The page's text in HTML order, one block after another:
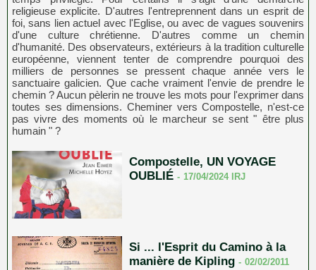
religieuse explicite. D'autres l'entreprennent dans un esprit de
foi, sans lien actuel avec l'Eglise, ou avec de vagues souvenirs
d'une culture chrétienne. D'autres comme un chemin
d'humanité. Des observateurs, extérieurs à la tradition culturelle
européenne, viennent tenter de comprendre pourquoi des
milliers de personnes se pressent chaque année vers le
sanctuaire galicien. Que cache vraiment l'envie de prendre le
chemin ? Aucun pèlerin ne trouve les mots pour l'exprimer dans
toutes ses dimensions. Cheminer vers Compostelle, n'est-ce
pas vivre des moments où le marcheur se sent " être plus
humain " ?
Compostelle, UN VOYAGE
OUBLIÉ - 17/04/2024 IRJ
Si ... l'Esprit du Camino à la
manière de Kipling - 02/02/2011